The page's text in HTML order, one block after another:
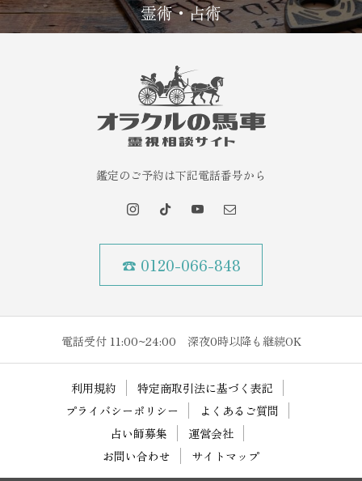
霊術・占術
鑑定のご予約は下記電話番号から
☎ 0120-066-848
電話受付 11:00~24:00 深夜0時以降も継続OK
利用規約
特定商取引法に基づく表記
プライバシーポリシー
よくあるご質問
占い師募集
運営会社
お問い合わせ
サイトマップ